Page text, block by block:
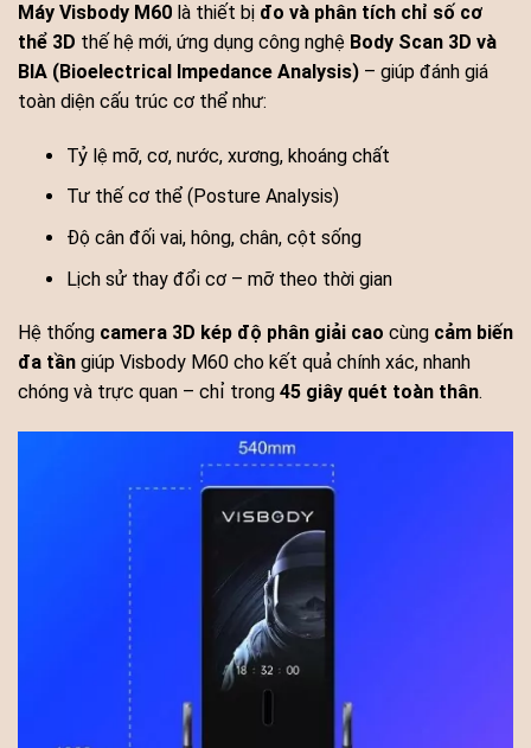
Máy Visbody M60 là thiết bị đo và phân tích chỉ số cơ
thể 3D thế hệ mới, ứng dụng công nghệ Body Scan 3D và
BIA (Bioelectrical Impedance Analysis) – giúp đánh giá
toàn diện cấu trúc cơ thể như:
Tỷ lệ mỡ, cơ, nước, xương, khoáng chất
Tư thế cơ thể (Posture Analysis)
Độ cân đối vai, hông, chân, cột sống
Lịch sử thay đổi cơ – mỡ theo thời gian
Hệ thống camera 3D kép độ phân giải cao cùng cảm biến
đa tần giúp Visbody M60 cho kết quả chính xác, nhanh
chóng và trực quan – chỉ trong 45 giây quét toàn thân.